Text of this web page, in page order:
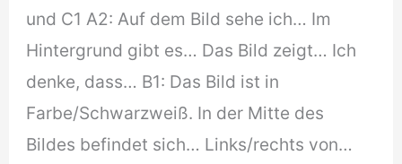
und C1 A2: Auf dem Bild sehe ich… Im
Hintergrund gibt es… Das Bild zeigt… Ich
denke, dass… B1: Das Bild ist in
Farbe/Schwarzweiß. In der Mitte des
Bildes befindet sich… Links/rechts von…